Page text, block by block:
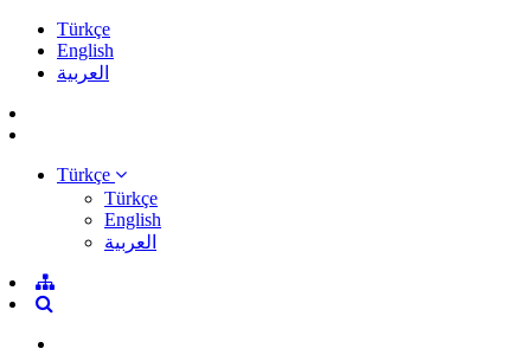
Türkçe
English
العربية
Türkçe
Türkçe
English
العربية